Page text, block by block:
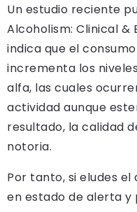
Un estudio reciente
Alcoholism: Clinical &
indica que el
incrementa los
alfa, las cuales
actividad aunque
resultado, la calidad
notoria.
Por tanto, si eludes
en estado de alerta y